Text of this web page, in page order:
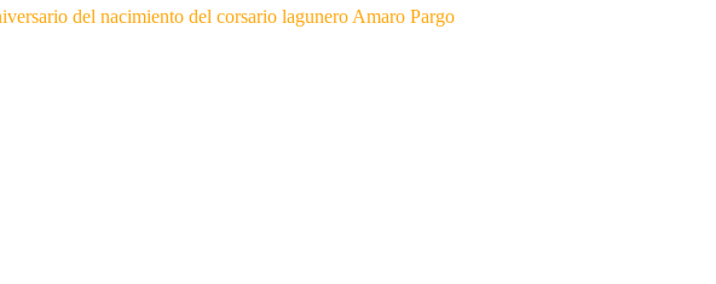
del nacimiento del corsario lagunero Amaro Pargo